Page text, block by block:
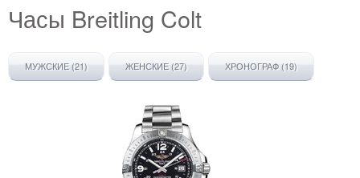
Часы Breitling Colt
МУЖСКИЕ (21) ЖЕНСКИЕ (27) ХРОНОГРАФ (19)